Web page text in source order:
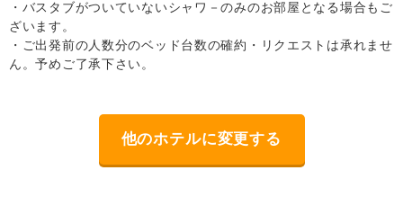
・バスタブがついていないシャワ－のみのお部屋となる場合もご
ざいます。
・ご出発前の人数分のベッド台数の確約・リクエストは承れませ
ん。予めご了承下さい。
他のホテルに変更する